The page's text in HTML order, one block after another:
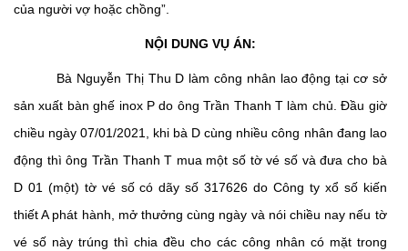
của người vợ hoặc chồng”.
NỘI DUNG VỤ ÁN:
Bà Nguyễn Thị Thu D làm công nhân lao động tại cơ sở
sản xuất bàn ghế inox P do ông Trần Thanh T làm chủ. Đầu giờ
chiều ngày 07/01/2021, khi bà D cùng nhiều công nhân đang lao
động thì ông Trần Thanh T mua một số tờ vé số và đưa cho bà
D 01 (một) tờ vé số có dãy số 317626 do Công ty xổ số kiến
thiết A phát hành, mở thưởng cùng ngày và nói chiều nay nếu tờ
vé số này trúng thì chia đều cho các công nhân có mặt trong